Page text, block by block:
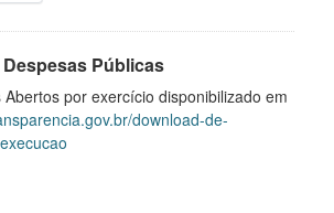
Públicas
por exercício disponibilizado em
download-de-